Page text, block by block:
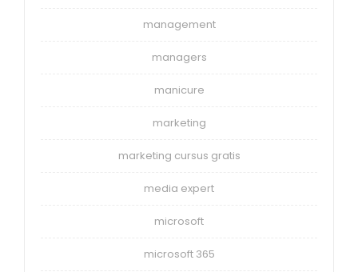
management
managers
manicure
marketing
marketing cursus gratis
media expert
microsoft
microsoft 365